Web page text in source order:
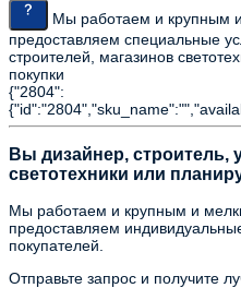
Мы работаем и крупным
предоставляем специальные
строителей, магазинов
покупки
{"2804":
Вы дизайнер, строитель,
светотехники или
Мы работаем и крупным и
предоставляем
покупателей.
Отправьте запрос и получите